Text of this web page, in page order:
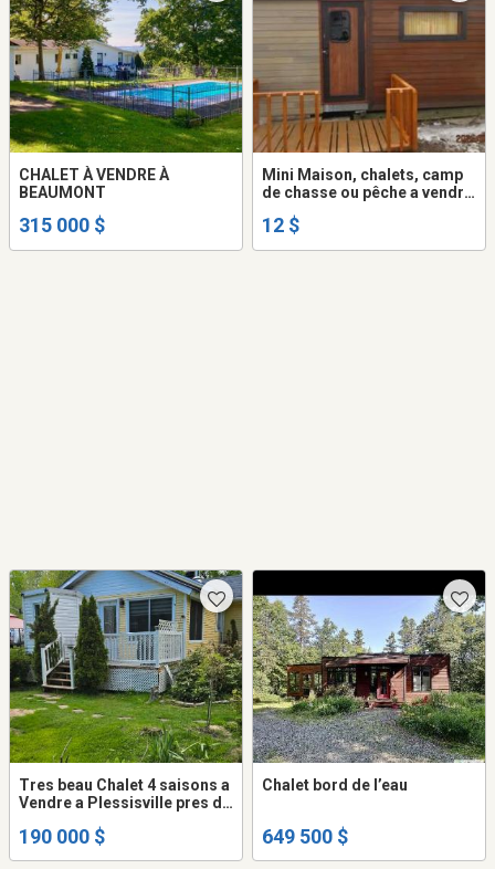
CHALET À VENDRE À
BEAUMONT
315 000 $
Mini Maison, chalets, camp
de chasse ou pêche a vendre
12 $
Tres beau Chalet 4 saisons a
Vendre a Plessisville pres du
190 000 $
Chalet bord de l’eau
649 500 $